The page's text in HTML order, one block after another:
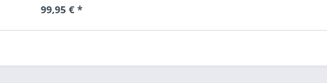
99,95 € *